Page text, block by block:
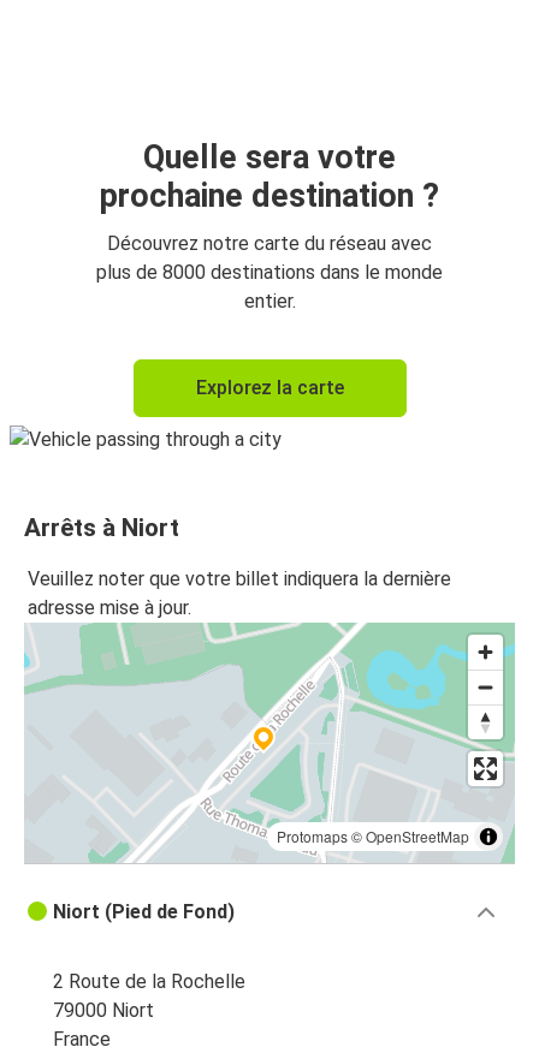
Quelle sera votre
prochaine destination ?
Découvrez notre carte du réseau avec
plus de 8000 destinations dans le monde
entier.
Explorez la carte
Arrêts à Niort
Veuillez noter que votre billet indiquera la dernière
adresse mise à jour.
Protomaps©OpenStreetMap
Niort (Pied de Fond)
2 Route de la Rochelle
79000 Niort
France